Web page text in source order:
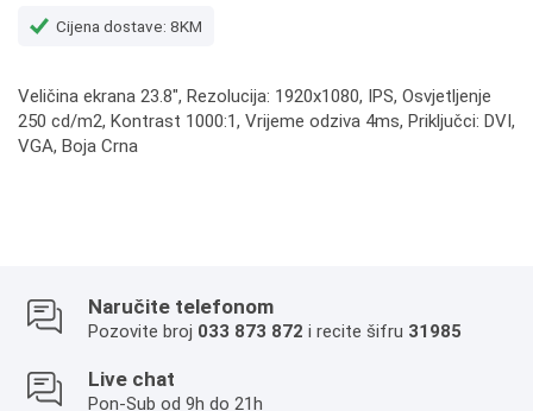
Cijena dostave: 8KM
Veličina ekrana 23.8", Rezolucija: 1920x1080, IPS, Osvjetljenje
250 cd/m2, Kontrast 1000:1, Vrijeme odziva 4ms, Priključci: DVI,
VGA, Boja Crna
Naručite telefonom
Pozovite broj 033 873 872 i recite šifru 31985
Live chat
Pon-Sub od 9h do 21h